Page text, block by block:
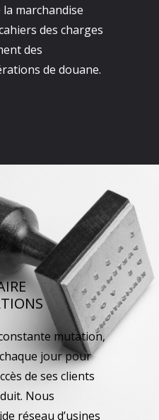
marchandise
des charges
des
de douane.
mutation,
jour pour
de ses clients
Nous
réseau d’usines